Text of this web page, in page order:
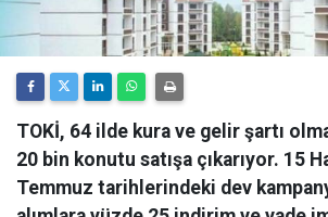
TOKİ, 64 ilde kura ve gelir şartı
20 bin konutu satışa çıkarıyor. 15
Temmuz tarihlerindeki dev